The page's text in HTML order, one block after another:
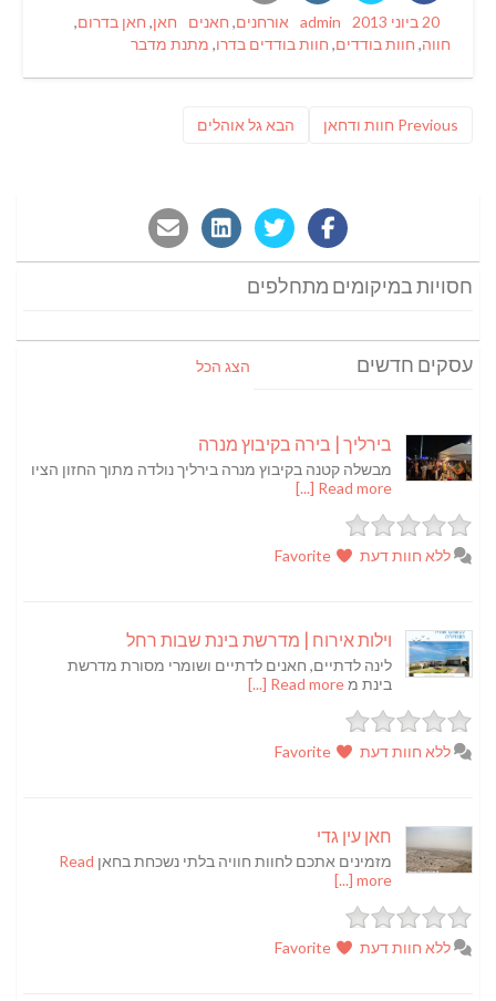
Posted
on
20 ביוני 2013 Author
admin
Categories
אורחנים, חאנים Tags
חאן, חאן בדרום,
חווה, חוות בודדים, חוות בודדים בדרו, מתנת מדבר
Previous
Previous
חוות ודחאן הבא פוסט
גל אוהלים
חסויות במיקומים מתחלפים
עסקים חדשים הצג הכל
בירליך | בירה בקיבוץ מנרה
מבשלה קטנה בקיבוץ מנרה בירליך נולדה מתוך החזון הציו
Read more [...]
ללא חוות דעת
וילות אירוח | מדרשת בינת שבות רחל
לינה לדתיים, חאנים לדתיים ושומרי מסורת מדרשת
בינת מRead more [...]
ללא חוות דעת
חאן עין גדי
מזמינים אתכם לחוות חוויה בלתי נשכחת בחאן Read
more [...]
ללא חוות דעת